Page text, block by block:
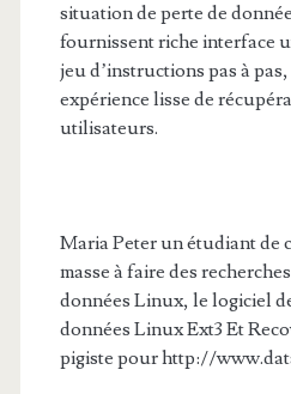
situation de perte de
fournissent riche interface
jeu d’instructions pas à
expérience lisse de
utilisateurs.
Maria Peter un étudiant de
masse à faire des
données Linux, le logiciel
données Linux Ext3 Et
pigiste pour http://